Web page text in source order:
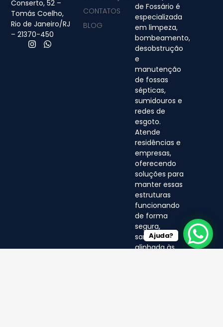
Conserto, 52 –
Tomás Coelho,
Rio de Janeiro/RJ
– 21370-450
de Fossário é
especializada
em limpeza,
bombeamento,
desobstrução
e
manutenção
de fossas
sépticas,
sumidouros e
redes de
esgoto.
Atende
residências e
empresas,
oferecendo
soluções para
manter essas
estruturas
funcionando
de forma
segura,
sanitária e
alinhada às
CONTATOS
BLOG
Ajuda?